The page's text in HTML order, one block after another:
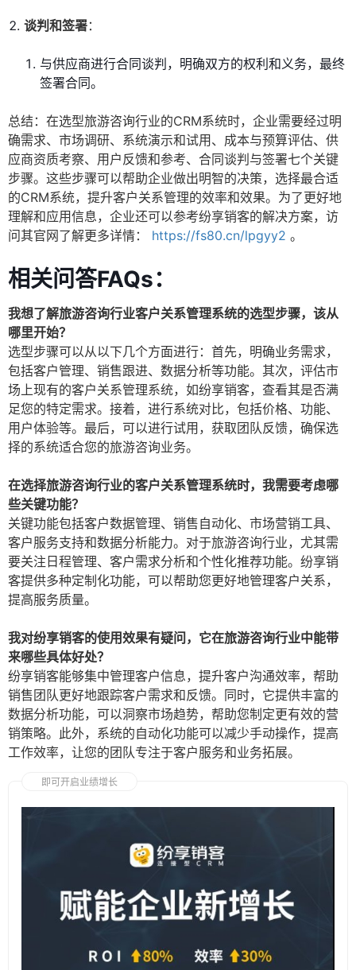
谈判和签署：
与供应商进行合同谈判，明确双方的权利和义务，最终
签署合同。
总结：在选型旅游咨询行业的CRM系统时，企业需要经过明
确需求、市场调研、系统演示和试用、成本与预算评估、供
应商资质考察、用户反馈和参考、合同谈判与签署七个关键
步骤。这些步骤可以帮助企业做出明智的决策，选择最合适
的CRM系统，提升客户关系管理的效率和效果。为了更好地
理解和应用信息，企业还可以参考纷享销客的解决方案，访
问其官网了解更多详情：
https://fs80.cn/lpgyy2 。
相关问答FAQs：
我想了解旅游咨询行业客户关系管理系统的选型步骤，该从
哪里开始？
选型步骤可以从以下几个方面进行：首先，明确业务需求，
包括客户管理、销售跟进、数据分析等功能。其次，评估市
场上现有的客户关系管理系统，如纷享销客，查看其是否满
足您的特定需求。接着，进行系统对比，包括价格、功能、
用户体验等。最后，可以进行试用，获取团队反馈，确保选
择的系统适合您的旅游咨询业务。
在选择旅游咨询行业的客户关系管理系统时，我需要考虑哪
些关键功能？
关键功能包括客户数据管理、销售自动化、市场营销工具、
客户服务支持和数据分析能力。对于旅游咨询行业，尤其需
要关注日程管理、客户需求分析和个性化推荐功能。纷享销
客提供多种定制化功能，可以帮助您更好地管理客户关系，
提高服务质量。
我对纷享销客的使用效果有疑问，它在旅游咨询行业中能带
来哪些具体好处？
纷享销客能够集中管理客户信息，提升客户沟通效率，帮助
销售团队更好地跟踪客户需求和反馈。同时，它提供丰富的
数据分析功能，可以洞察市场趋势，帮助您制定更有效的营
销策略。此外，系统的自动化功能可以减少手动操作，提高
工作效率，让您的团队专注于客户服务和业务拓展。
即可开启业绩增长